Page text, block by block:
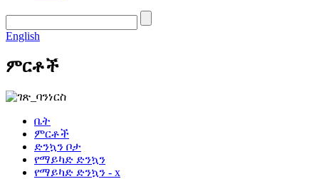
English
ምርቶች
ቤት
ምርቶች
ድንኳን ቦታ
የማይካድ ድንኳን
የማይካድ ድንኳን - x